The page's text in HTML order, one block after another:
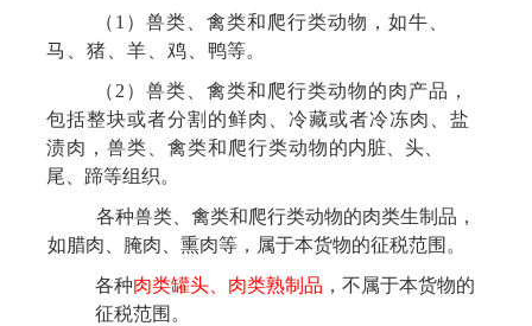
（ 1）兽类、禽类和爬行类动物，如牛、
马、猪、羊、鸡、鸭等。
（ 2）兽类、禽类和爬行类动物的肉产品，
包括整块或者分割的鲜肉、冷藏或者冷冻肉、盐
渍肉，兽类、禽类和爬行类动物的内脏、头、
尾、蹄等组织。
各种兽类、禽类和爬行类动物的肉类生制品 ，
如腊肉、腌肉、熏肉等，属于本货物的征税范围。
各种肉类罐头、 肉类熟制品 ，不属于本货物的
征税范围。